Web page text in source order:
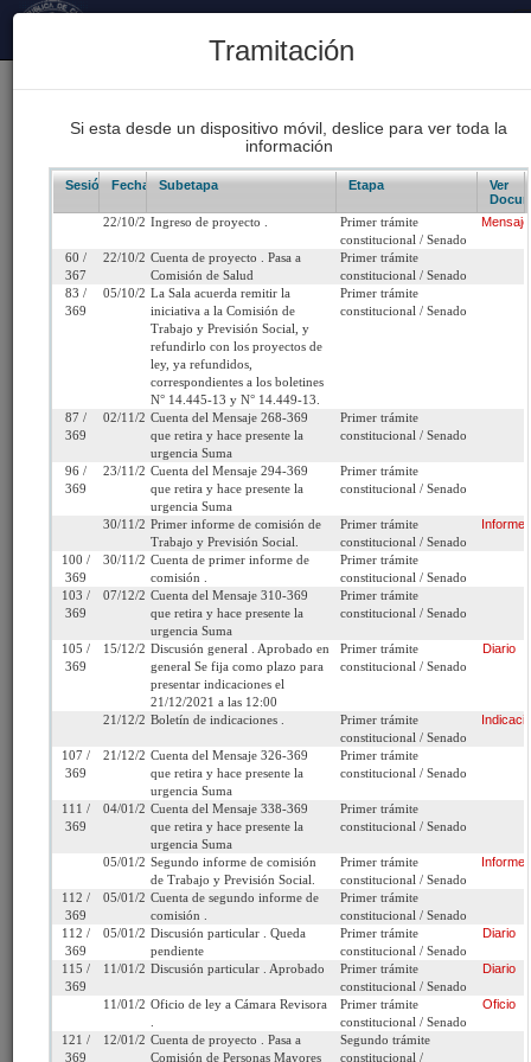
Proyectos de Ley Despachados 93
62
Boletín 13011-11
Título:
Proyecto de ley que dispone reservar un
de puestos de trabajo en las entidades que
para personas discapacitadas.
Fecha de
Ingreso:
Martes 22 de Octubre,
2019
Urgencia
Actual:
Sin urgencia
Cámara
de Origen:
Senado Iniciativa: Moción
Tipo de
Proyecto:
Proyecto de ley Refundido:
(Refundido con:
11 / 14445-13
Ley N° 21.690 (Diario
Oficial del 24/08/2024)
Link para
compartir:
http://www.senado.cl/appsenado/templates/tramitacion/
boletin_ini=13011-11
Seleccione la información que desea
Tramitación Informes Oficios Indicaciones
Tramitación
Si esta desde un dispositivo móvil, deslice para ver toda la
información
Sesión/Leg.
Fecha Subetapa Etapa
Ver
22/10/2019Ingreso de proyecto .
Primer trámite
constitucional / Senado
60 /
367
22/10/2019Cuenta de proyecto . Pasa a
Comisión de Salud
Primer trámite
constitucional / Senado
83 /
369
05/10/2021La Sala acuerda remitir la
iniciativa a la Comisión de
Trabajo y Previsión Social, y
refundirlo con los proyectos de
ley, ya refundidos,
correspondientes a los boletines
N° 14.445-13 y N° 14.449-13.
Primer trámite
constitucional / Senado
87 /
369
02/11/2021Cuenta del Mensaje 268-369
que retira y hace presente la
urgencia Suma
Primer trámite
constitucional / Senado
96 /
369
23/11/2021Cuenta del Mensaje 294-369
que retira y hace presente la
urgencia Suma
Primer trámite
constitucional / Senado
30/11/2021Primer informe de comisión de
Trabajo y Previsión Social.
Primer trámite
constitucional / Senado
Informe
100 /
369
30/11/2021Cuenta de primer informe de
comisión .
Primer trámite
constitucional / Senado
103 /
369
07/12/2021Cuenta del Mensaje 310-369
que retira y hace presente la
urgencia Suma
Primer trámite
constitucional / Senado
105 /
369
15/12/2021Discusión general . Aprobado en
general Se fija como plazo para
presentar indicaciones el
21/12/2021 a las 12:00
Primer trámite
constitucional / Senado
Diario
21/12/2021Boletín de indicaciones .
Primer trámite
constitucional / Senado
107 /
369
21/12/2021Cuenta del Mensaje 326-369
que retira y hace presente la
urgencia Suma
Primer trámite
constitucional / Senado
111 /
369
04/01/2022Cuenta del Mensaje 338-369
que retira y hace presente la
urgencia Suma
Primer trámite
constitucional / Senado
05/01/2022Segundo informe de comisión
de Trabajo y Previsión Social.
Primer trámite
constitucional / Senado
Informe
112 /
369
05/01/2022Cuenta de segundo informe de
comisión .
Primer trámite
constitucional / Senado
112 /
369
05/01/2022Discusión particular . Queda
pendiente
Primer trámite
constitucional / Senado
Diario
115 /
369
11/01/2022Discusión particular . Aprobado
Primer trámite
constitucional / Senado
Diario
11/01/2022Oficio de ley a Cámara Revisora
Primer trámite
constitucional / Senado
Oficio
121 /
369
12/01/2022Cuenta de proyecto . Pasa a
Comisión de Personas Mayores
Segundo trámite
constitucional /